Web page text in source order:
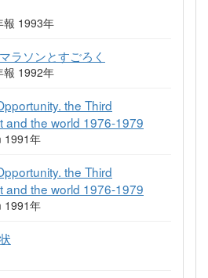
報 1993年
ラソンとすごろく
報 1992年
the Third
and the world 1976-1979
1991年
the Third
and the world 1976-1979
1991年